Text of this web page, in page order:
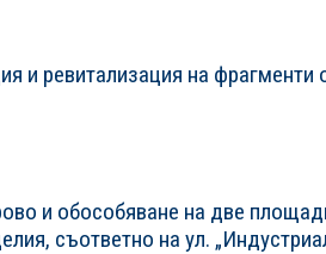
и ревитализация на фрагменти
и обособяване на две
съответно на ул.